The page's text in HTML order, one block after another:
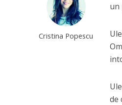
Cristina Popescu
un
de